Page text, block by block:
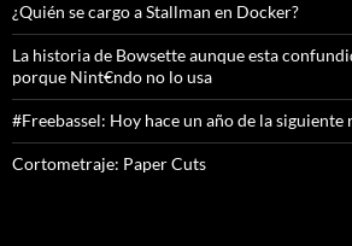
¿Quién se cargo a Stallman en Docker?
La historia de Bowsette aunque esta
porque Nint€ndo no lo usa
#Freebassel: Hoy hace un año de la siguiente
Cortometraje: Paper Cuts